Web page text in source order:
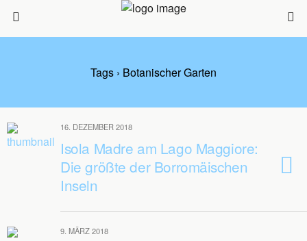
Tags › Botanischer Garten
16. DEZEMBER 2018
Isola Madre am Lago Maggiore:
Die größte der Borromäischen
Inseln
9. MÄRZ 2018